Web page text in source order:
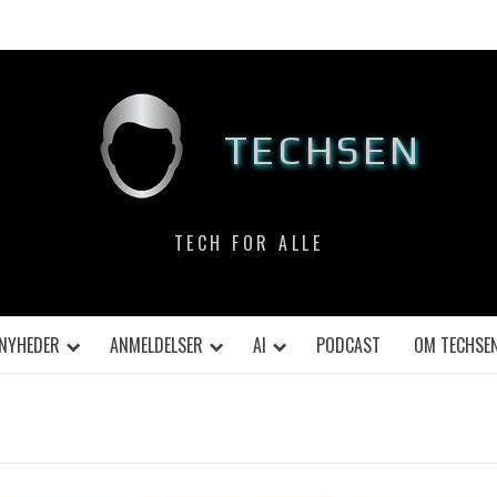
TECHSEN
TECH FOR ALLE
NYHEDER ANMELDELSER AI PODCAST OM